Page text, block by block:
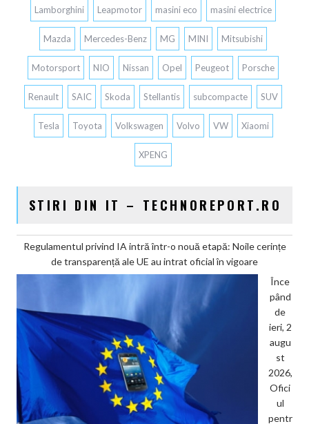
Lamborghini Leapmotor masini eco masini electrice
Mazda Mercedes-Benz MG MINI Mitsubishi
Motorsport NIO Nissan Opel Peugeot Porsche
Renault SAIC Skoda Stellantis subcompacte SUV
Tesla Toyota Volkswagen Volvo VW Xiaomi
XPENG
STIRI DIN IT – TECHNOREPORT.RO
Regulamentul privind IA intră într-o nouă etapă: Noile cerințe
de transparență ale UE au intrat oficial în vigoare
Înce
pând
de
ieri, 2
augu
st
2026,
Ofici
ul
pentr